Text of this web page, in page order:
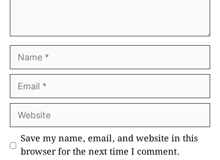
Name
Email
Website
Save my name, email, and website in this
browser for the next time I comment.